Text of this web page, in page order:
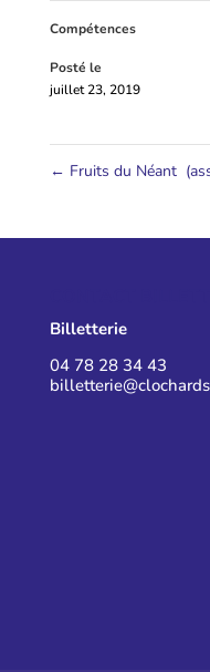
Compétences
Posté le
juillet 23, 2019
← Fruits du Néant
Billetterie
04 78 28 34 43